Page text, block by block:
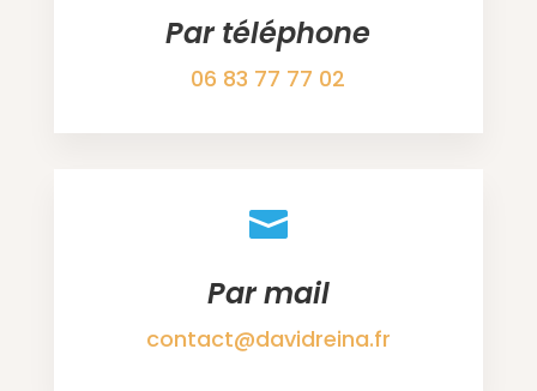
Par téléphone
06 83 77 77 02

Par mail
contact@davidreina.fr